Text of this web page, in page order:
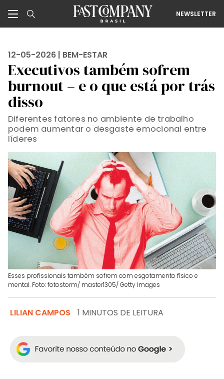
NEWSLETTER
12-05-2026 | BEM-ESTAR
Executivos também sofrem
burnout – e o que está por trás
disso
Diferentes fatores no ambiente de trabalho
podem aumentar o desgaste emocional entre
líderes
Esses profissionais também sofrem com esgotamento físico e
mental. Foto: fotostorm/ master1305/ Getty Images
LILIAN CAMPOS 1 MINUTOS DE LEITURA